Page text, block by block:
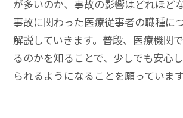
が多いのか、事故の影響はどれほど
事故に関わった医療従事者の職種に
解説していきます。普段、医療機関
るのかを知ることで、少しでも安心
られるようになることを願っています